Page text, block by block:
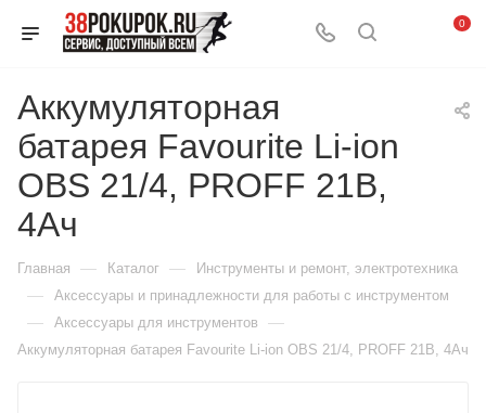
0
Аккумуляторная
батарея Favourite Li-ion
OBS 21/4, PROFF 21В,
4Ач
Главная — Каталог — Инструменты и ремонт, электротехника
— Аксессуары и принадлежности для работы с инструментом
— Аксессуары для инструментов —
Аккумуляторная батарея Favourite Li-ion OBS 21/4, PROFF 21В, 4Ач